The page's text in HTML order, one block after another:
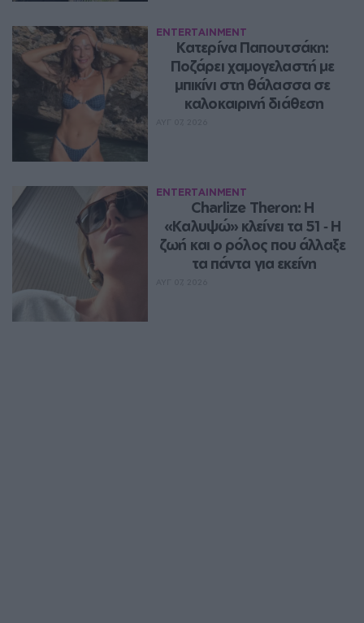
ENTERTAINMENT
Κατερίνα Παπουτσάκη:
Ποζάρει χαμογελαστή με
μπικίνι στη θάλασσα σε
καλοκαιρινή διάθεση
ENTERTAINMENT
Charlize Theron: Η
«Καλυψώ» κλείνει τα 51 ‑ H
ζωή και ο ρόλος που άλλαξε
τα πάντα για εκείνη